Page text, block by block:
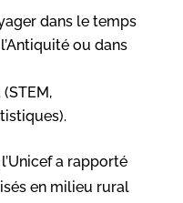
dans le temps
ou dans
a rapporté
en milieu rural